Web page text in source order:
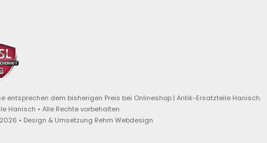
entsprechen dem bisherigen Preis bei Onlineshop | Antik-Ersatzteile Hanisch.
Hanisch • Alle Rechte vorbehalten
• Design & Umsetzung Rehm Webdesign